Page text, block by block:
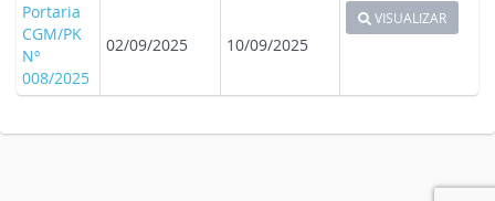
Portaria
CGM/PK
Nº
008/2025
02/09/2025 10/09/2025
VISUALIZAR